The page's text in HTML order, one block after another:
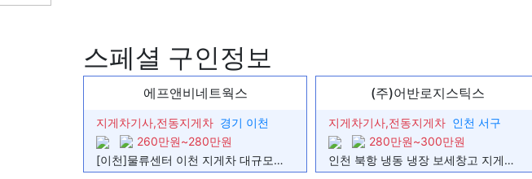
(주)서정인터내셔날 천안1센터 운영팀(지게차) 모집
[이천]물류센터 이천 지게차 대규모 모집 260이상 주간 근무
지게차 기사님 모십니다
생산직 리치지게차 기사님 모집합니다.
경기 안성 대덕면 화장품 물류센터 입,좌식 병행 지게차 기사 채용
[경기도.화성.팔탄면] 기숙사제공, 물류관리, 지게차운전
[예스콘씨에스] 화성, 팔탄면 지게차 운전 및 물류관리 직원 모집 합니다.
[인천 영진공사 보세창고] 4.5T 지게차 기사님 모집
[일급 135,000원] 리치지게차+1개월뒤 정규직+중식제공
[일급 181,200원] 안성 일죽 리치, 카운터 지게차 6개월 장/단기 근무자
스페셜 구인정보
에프앤비네트웍스
지게차기사,전동지게차 경기 이천
260만원~280만원
[이천]물류센터 이천 지게차 대규모 모집 260이상 주간 근무
(주)어반로지스틱스
지게차기사,전동지게차 인천 서구
280만원~300만원
인천 북항 냉동 냉장 보세창고 지게차 경력자 구인